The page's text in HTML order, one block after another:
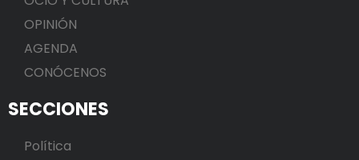
OPINIÓN
AGENDA
CONÓCENOS
SECCIONES
Política